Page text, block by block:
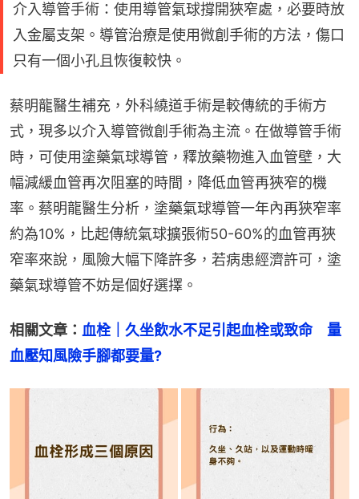
介入導管手術：使用導管氣球撐開狹窄處，必要時放
入金屬支架。導管治療是使用微創手術的方法，傷口
只有一個小孔且恢復較快。
蔡明龍醫生補充，外科繞道手術是較傳統的手術方
式，現多以介入導管微創手術為主流。在做導管手術
時，可使用塗藥氣球導管，釋放藥物進入血管壁，大
幅減緩血管再次阻塞的時間，降低血管再狹窄的機
率。蔡明龍醫生分析，塗藥氣球導管一年內再狹窄率
約為10%，比起傳統氣球擴張術50-60%的血管再狹
窄率來說，風險大幅下降許多，若病患經濟許可，塗
藥氣球導管不妨是個好選擇。
相關文章： 血栓｜久坐飲水不足引起血栓或致命　量
血壓知風險手腳都要量?